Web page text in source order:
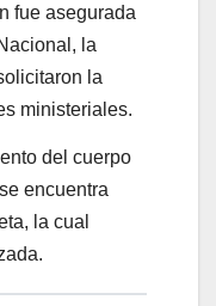
fue asegurada
la
la
ministeriales.
del cuerpo
encuentra
la cual